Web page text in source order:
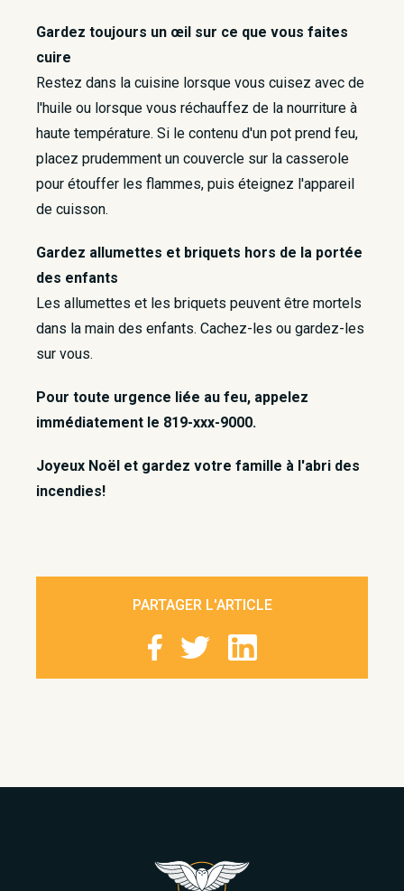
Gardez toujours un œil sur ce que vous faites
cuire
Restez dans la cuisine lorsque vous cuisez avec de
l'huile ou lorsque vous réchauffez de la nourriture à
haute température. Si le contenu d'un pot prend feu,
placez prudemment un couvercle sur la casserole
pour étouffer les flammes, puis éteignez l'appareil
de cuisson.
Gardez allumettes et briquets hors de la portée
des enfants
Les allumettes et les briquets peuvent être mortels
dans la main des enfants. Cachez-les ou gardez-les
sur vous.
Pour toute urgence liée au feu, appelez
immédiatement le 819-xxx-9000.
Joyeux Noël et gardez votre famille à l'abri des
incendies!
PARTAGER L'ARTICLE